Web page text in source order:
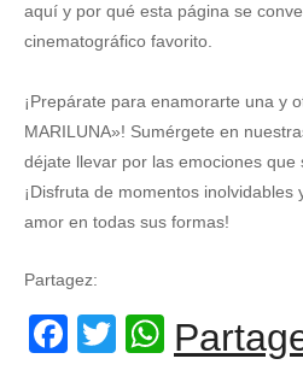
aquí y por qué esta página se
cinematográfico favorito.
¡Prepárate para enamorarte una y
MARILUNA»! Sumérgete en
déjate llevar por las emociones que
¡Disfruta de momentos
amor en todas sus formas!
Partagez:
Facebook
Twitter